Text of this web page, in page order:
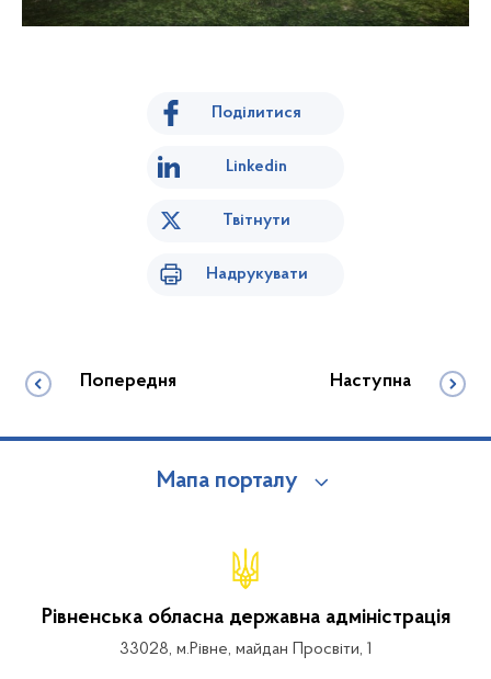
Поділитися
Linkedin
Твітнути
Надрукувати
Попередня Наступна
Мапа порталу
Рівненська обласна державна адміністрація
33028, м.Рівне, майдан Просвіти, 1